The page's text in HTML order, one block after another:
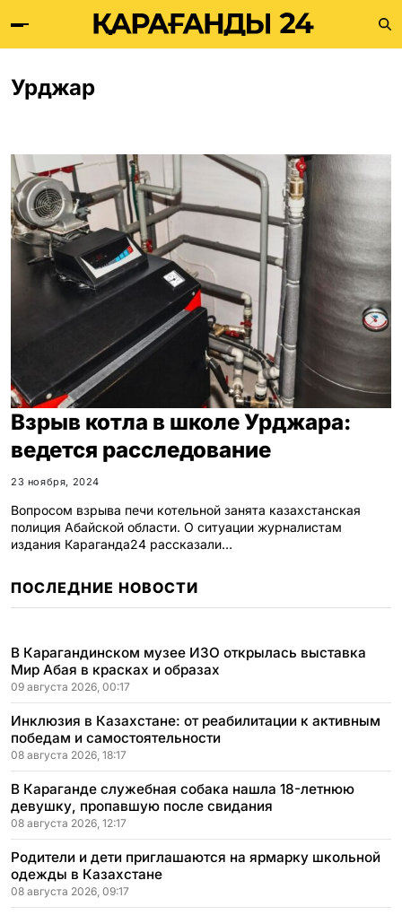
Урджар
Взрыв котла в школе Урджара:
ведется расследование
23 ноября, 2024
Вопросом взрыва печи котельной занята казахстанская
полиция Абайской области. О ситуации журналистам
издания Караганда24 рассказали…
ПОСЛЕДНИЕ НОВОСТИ
В Карагандинском музее ИЗО открылась выставка
Мир Абая в красках и образах
09 августа 2026, 00:17
Инклюзия в Казахстане: от реабилитации к активным
победам и самостоятельности
08 августа 2026, 18:17
В Караганде служебная собака нашла 18-летнюю
девушку, пропавшую после свидания
08 августа 2026, 12:17
Родители и дети приглашаются на ярмарку школьной
одежды в Казахстане
08 августа 2026, 09:17